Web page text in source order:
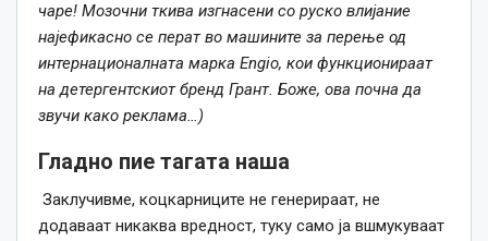
чаре! Мозочни ткива изгнасени со руско влијание
најефикасно се перат во машините за перење од
интернационалната марка Engio, кои функционираат
на детергентскиот бренд Грант. Боже, ова почна да
звучи како реклама…)
Гладно пие тагата наша
Заклучивме, коцкарниците не генерираат, не
додаваат никаква вредност, туку само ја вшмукуваат